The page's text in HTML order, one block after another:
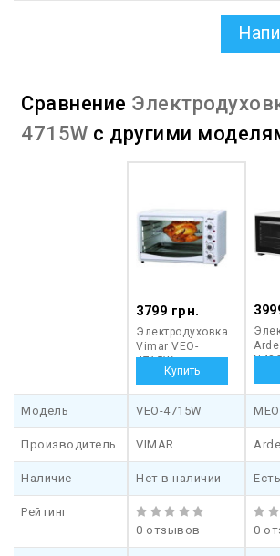
Сравнение
4715W с другими
3799 грн.
Электродуховка
Vimar VEO-
4715W
Модель VEO-4715W
Производитель VIMAR
Наличие Нет в наличии
Рейтинг
0 отзывов
0